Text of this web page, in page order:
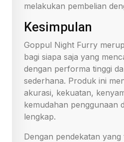
melakukan pembelian
Kesimpulan
Goppul Night Furry
bagi siapa saja yang
dengan performa tinggi
sederhana. Produk ini
akurasi, kekuatan,
kemudahan penggunaan
lengkap.
Dengan pendekatan